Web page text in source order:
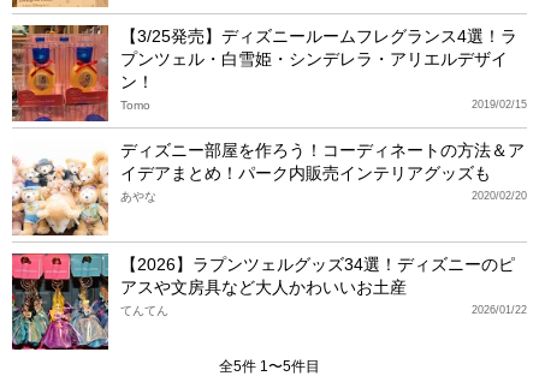
【3/25発売】ディズニールームフレグランス4選！ラ
プンツェル・白雪姫・シンデレラ・アリエルデザイ
ン！
2019/02/15
Tomo
ディズニー部屋を作ろう！コーディネートの方法＆ア
イデアまとめ！パーク内販売インテリアグッズも
2020/02/20
あやな
【2026】ラプンツェルグッズ34選！ディズニーのピ
アスや文房具など大人かわいいお土産
2026/01/22
てんてん
全5件 1〜5件目